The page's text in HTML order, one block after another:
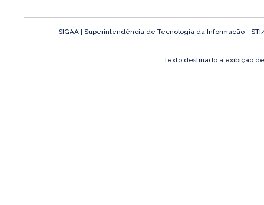
SIGAA | Superintendência de Tecnologia da Informação -
Texto destinado a exibição